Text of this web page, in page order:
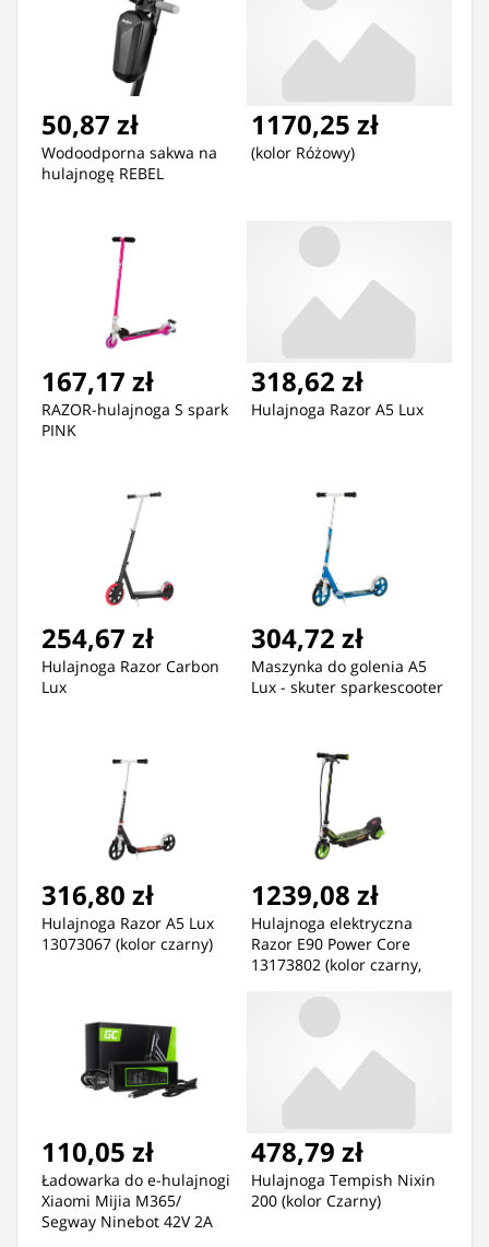
50,87 zł
Wodoodporna sakwa na
hulajnogę REBEL
1170,25 zł
(kolor Różowy)
167,17 zł
RAZOR-hulajnoga S spark
PINK
318,62 zł
Hulajnoga Razor A5 Lux
254,67 zł
Hulajnoga Razor Carbon
Lux
304,72 zł
Maszynka do golenia A5
Lux - skuter sparkescooter
316,80 zł
Hulajnoga Razor A5 Lux
13073067 (kolor czarny)
1239,08 zł
Hulajnoga elektryczna
Razor E90 Power Core
13173802 (kolor czarny,
110,05 zł
Ładowarka do e-hulajnogi
Xiaomi Mijia M365/
Segway Ninebot 42V 2A
478,79 zł
Hulajnoga Tempish Nixin
200 (kolor Czarny)